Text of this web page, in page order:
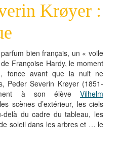
Krøyer :
bien français, un « voile
Françoise Hardy, le moment
fonce avant que la nuit ne
Peder Severin Krøyer (1851-
à son élève Vilhelm
les scènes d’extérieur, les ciels
delà du cadre du tableau, les
soleil dans les arbres et … le